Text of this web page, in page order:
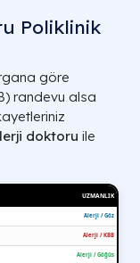
Poliklinik
göre
randevu alsa
doktoru ile